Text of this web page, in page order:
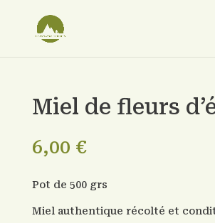
Miel de fleurs
6,00 €
Pot de 500 grs
Miel authentique récolté et